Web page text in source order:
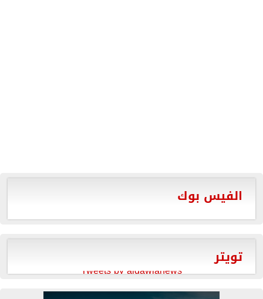
الفيس بوك
تويتر
Tweets by aldawlanews